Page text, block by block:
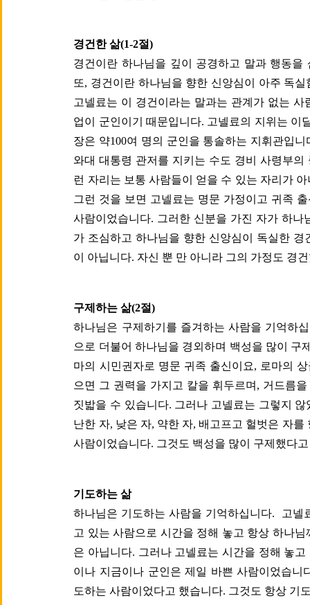
경건한 삶(1-2절)
경건이란 하나님을 깊이 공경하고 말과 행동을
또, 경건이란 하나님을 향한 신앙심이 아주 독
고넬료는 이 경건이라는 말과는 관계가 없는
업이 군인이기 때문입니다. 고넬료의 지위는 이
장은 약100여 명의 군인을 통솔하는 지휘관입
와대 대통령 관저를 지키는 수도 경비 사령부
런 자리는 보통 사람들이 얻을 수 있는 자리가
그런 것을 보면 고넬료는 명문 가정이고 귀족
사람이었습니다. 그러한 신분을 가진 자가 하
가 조심하고 하나님을 향한 신앙심이 독실한
이 아닙니다. 자신 뿐 만 아니라 그의 가정도 경
구제하는 삶(2절)
하나님은 구제하기를 즐겨하는 사람을 기억하
으로 더불어 하나님을 경외하며 백성을 많이 구
마의 시민권자로 명문 귀족 출신이요, 로마의
으면 그 권력을 가지고 칼을 휘두르며, 거드름
짓밟을 수 있습니다. 그러나 고넬료는 그렇지
난한 자, 낮은 자, 약한 자, 배고프고 헐벗은 자
사람이었습니다. 그것도 백성을 많이 구제했다
기도하는 삶
하나님은 기도하는 사람을 기억하십니다. 고넬
고 있는 사람으로 시간을 정해 놓고 항상 하나
은 아닙니다. 그러나 고넬료는 시간을 정해 놓
이나 지금이나 군인은 제일 바쁜 사람이었습니
도하는 사람이었다고 했습니다. 그것도 항상 기